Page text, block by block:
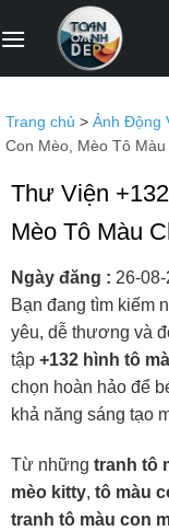
qua
Trang chủ > Ảnh Động
Con Mèo, Mèo Tô
Thư Viện
Mèo Tô Màu
Ngày đăng : 26-
Bạn đang tìm kiếm
yêu, dễ thương và
tập +132 hình tô
chọn hoàn hảo để
khả năng sáng tạo
Từ những tranh tô
mèo kitty, tô màu
tranh tô màu con